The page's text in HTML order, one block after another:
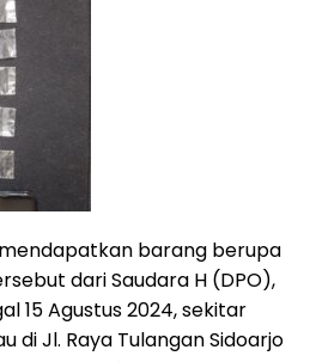
barang berupa
dari Saudara H (DPO),
15 Agustus 2024, sekitar
di Jl. Raya Tulangan Sidoarjo